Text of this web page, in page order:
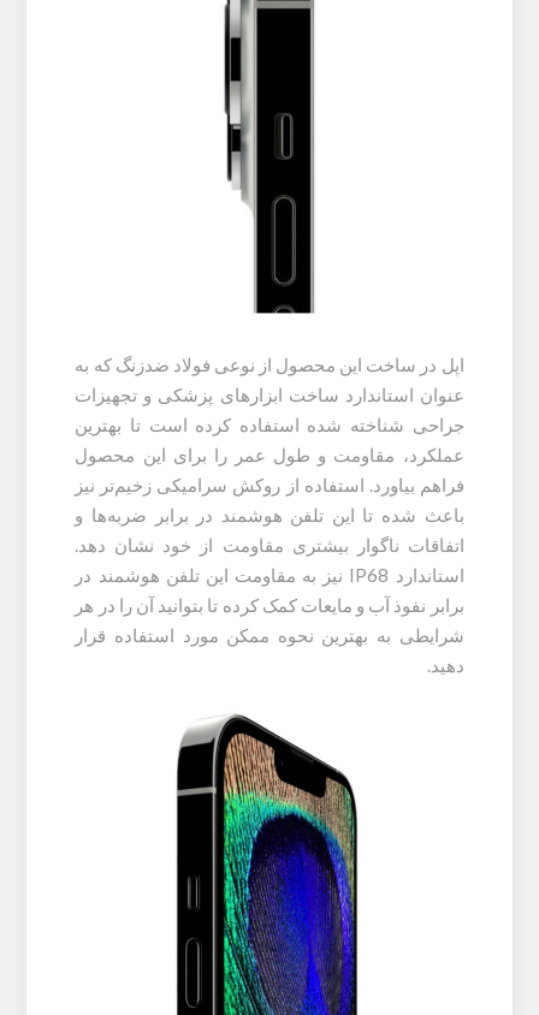
اپل در ساخت این محصول از نوعی فولاد ضدزنگ که به
عنوان استاندارد ساخت ابزارهای پزشکی و تجهیزات
جراحی شناخته شده استفاده کرده است تا بهترین
عملکرد، مقاومت و طول عمر را برای این محصول
فراهم بیاورد. استفاده از روکش سرامیکی زخیم‌تر نیز
باعث شده تا این تلفن هوشمند در برابر ضربه‌ها و
اتفاقات ناگوار بیشتری مقاومت از خود نشان دهد.
استاندارد IP68 نیز به مقاومت این تلفن هوشمند در
برابر نفوذ آب و مایعات کمک کرده تا بتوانید آن را در هر
شرایطی به بهترین نحوه ممکن مورد استفاده قرار
دهید.